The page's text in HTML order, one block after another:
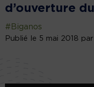
d’ouverture
#Biganos
Publié le 5 mai 2018 par